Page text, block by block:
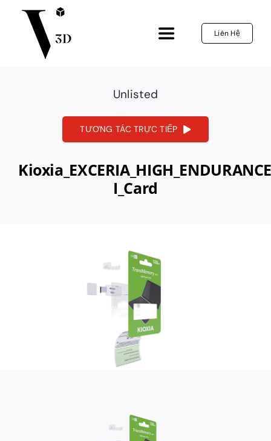
content
Toggle
3D Configurator
Liên Hệ
Unlisted
TƯƠNG TÁC TRỰC TIẾP
I_Card